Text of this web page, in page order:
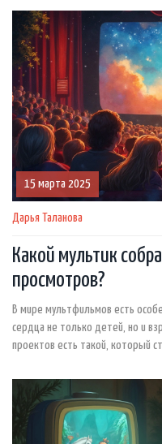
телевизионные шоу сегодня на
фактами о самых популярных
15 марта 2025
Дарья Таланова
Какой мультик
просмотров?
В мире мультфильмов есть
сердца не только детей, но и
проектов есть такой, который
Давайте узнаем, какой
что стоит за его успехом.